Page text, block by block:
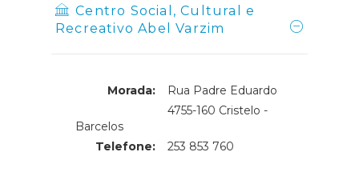
Centro Social, Cultural e
Recreativo Abel Varzim
Morada:
Rua Padre Eduardo
4755-160 Cristelo -
Barcelos
Telefone:
253 853 760